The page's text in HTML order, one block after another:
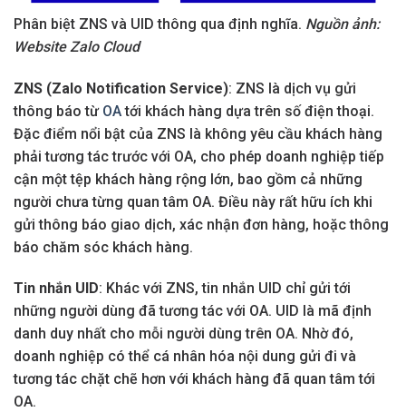
Phân biệt ZNS và UID thông qua định nghĩa. Nguồn ảnh:
Website Zalo Cloud
ZNS (Zalo Notification Service): ZNS là dịch vụ gửi
thông báo từ OAtới khách hàng dựa trên số điện thoại.
Đặc điểm nổi bật của ZNS là không yêu cầu khách hàng
phải tương tác trước với OA, cho phép doanh nghiệp tiếp
cận một tệp khách hàng rộng lớn, bao gồm cả những
người chưa từng quan tâm OA. Điều này rất hữu ích khi
gửi thông báo giao dịch, xác nhận đơn hàng, hoặc thông
báo chăm sóc khách hàng.
Tin nhắn UID: Khác với ZNS, tin nhắn UID chỉ gửi tới
những người dùng đã tương tác với OA. UID là mã định
danh duy nhất cho mỗi người dùng trên OA. Nhờ đó,
doanh nghiệp có thể cá nhân hóa nội dung gửi đi và
tương tác chặt chẽ hơn với khách hàng đã quan tâm tới
OA.